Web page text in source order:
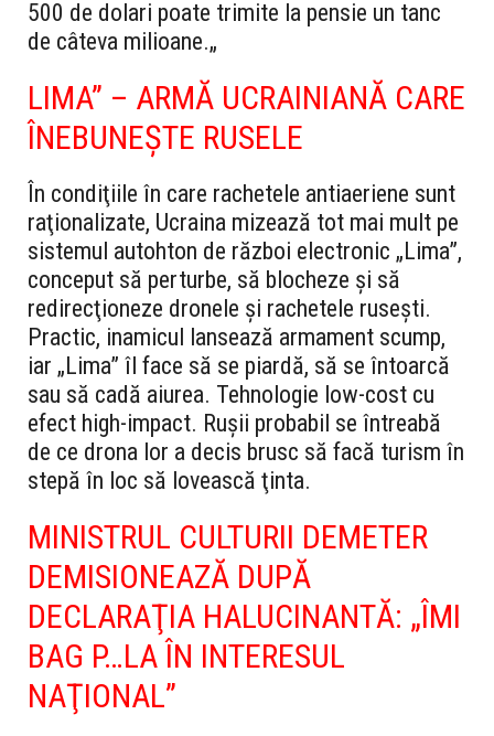
500 de dolari poate trimite la pensie un tanc
de câteva milioane.„
LIMA” – ARMĂ UCRAINIANĂ CARE
ÎNEBUNEŞTE RUSELE
În condiţiile în care rachetele antiaeriene sunt
raţionalizate, Ucraina mizează tot mai mult pe
sistemul autohton de război electronic „Lima”,
conceput să perturbe, să blocheze şi să
redirecţioneze dronele şi rachetele ruseşti.
Practic, inamicul lansează armament scump,
iar „Lima” îl face să se piardă, să se întoarcă
sau să cadă aiurea. Tehnologie low-cost cu
efect high-impact. Ruşii probabil se întreabă
de ce drona lor a decis brusc să facă turism în
stepă în loc să lovească ţinta.
MINISTRUL CULTURII DEMETER
DEMISIONEAZĂ DUPĂ
DECLARAŢIA HALUCINANTĂ: „ÎMI
BAG P…LA ÎN INTERESUL
NAŢIONAL”